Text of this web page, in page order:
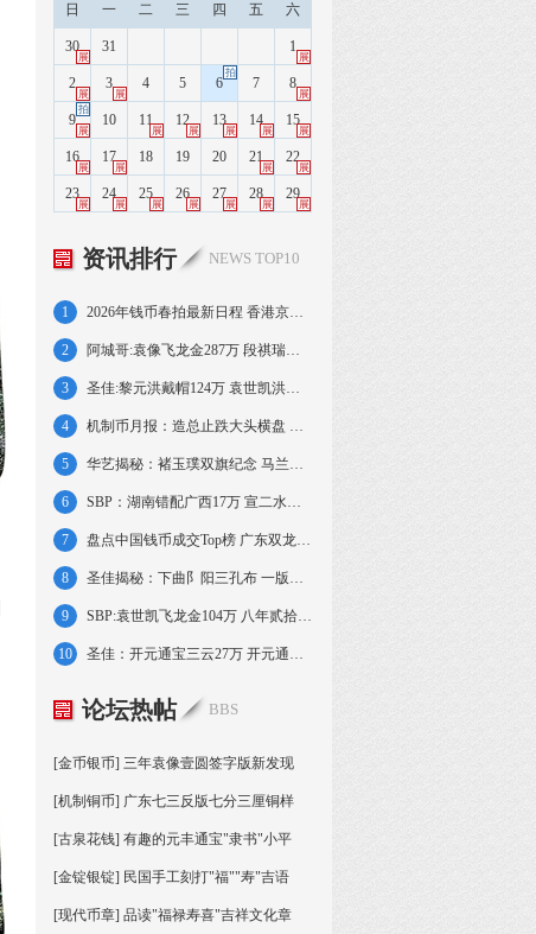
日 一 二 三 四 五 六
30
展
31 1
展
2
展
3
展
4 5 6
拍
7 8
展
9
拍
展
10 11
展
12
展
13
展
14
展
15
展
16
展
17
展
18 19 20 21
展
22
展
23
展
24
展
25
展
26
展
27
展
28
展
29
展
资讯排行 NEWS TOP10
1 2026年钱币春拍最新日程 香港京沪大拍连台
2 阿城哥:袁像飞龙金287万 段祺瑞执政金328万
3 圣佳:黎元洪戴帽124万 袁世凯洪宪飞龙145万
4 机制币月报：造总止跌大头横盘 北洋延续回落
5 华艺揭秘：褚玉璞双旗纪念 马兰背孙中山梅花
6 SBP：湖南错配广西17万 宣二水龙壹圆141万
7 盘点中国钱币成交Top榜 广东双龙寿字创纪录
8 圣佳揭秘：下曲阝阳三孔布 一版壹萬圆牧马图
9 SBP:袁世凯飞龙金104万 八年贰拾圆金116万
10 圣佳：开元通宝三云27万 开元通宝背周17万
论坛热帖 BBS
[金币银币] 三年袁像壹圆签字版新发现
[机制铜币] 广东七三反版七分三厘铜样
[古泉花钱] 有趣的元丰通宝"隶书"小平
[金锭银锭] 民国手工刻打"福""寿"吉语
[现代币章] 品读"福禄寿喜"吉祥文化章